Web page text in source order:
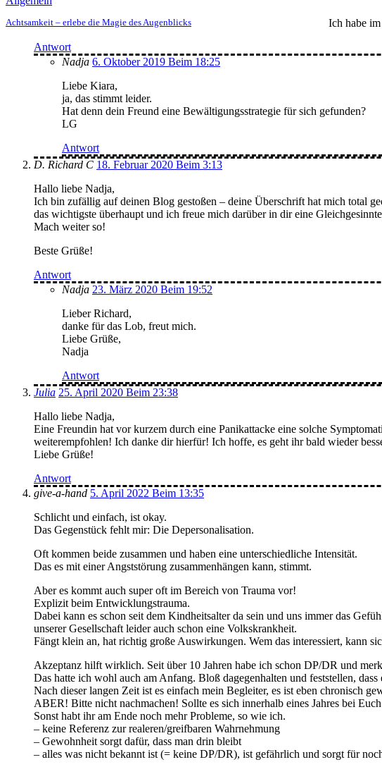
Achtsamkeit – erlebe die Magie des Augenblicks
Ich habe
Antwort
Nadja 6. Oktober 2019 Beim 18:25
Liebe Kiara,
ja, das stimmt leider.
Hat denn dein Freund eine Bewältigungsstrategie für sich gefunden?
LG
Antwort
D. Richard C 18. Februar 2020 Beim 3:13
Hallo liebe Nadja,
Ich bin zufällig auf deinen Blog gestoßen – deine Überschrift hat mich total
das wichtigste überhaupt und ich freue mich darüber in dir eine
Mach weiter so!
Beste Grüße!
Antwort
Nadja 23. März 2020 Beim 19:52
Lieber Richard,
danke für das Lob, freut mich.
Liebe Grüße,
Nadja
Antwort
Julia 25. April 2020 Beim 23:38
Hallo liebe Nadja,
Eine Freundin hat vor kurzem durch eine Panikattacke eine solche
weiterempfohlen! Ich danke dir hierfür! Ich hoffe, es geht ihr bald wieder
Liebe Grüße!
Antwort
give-a-hand 5. April 2022 Beim 13:35
Schlicht und einfach, ist okay.
Das Gegenstück fehlt mir: Die Depersonalisation.
Oft kommen beide zusammen und haben eine unterschiedliche Intensität.
Das es mit einer Angststörung zusammenhängen kann, stimmt.
Aber es kommt auch super oft im Bereich von Trauma vor!
Explizit beim Entwicklungstrauma.
Dabei kann es schon seit dem Kindheitsalter da sein und uns immer das
unserer Gesellschaft leider auch schon eine Volkskrankheit.
Fängt klein an, hat richtig große Auswirkungen. Wem das interessiert, kann
Akzeptanz hilft wirklich. Seit über 10 Jahren habe ich schon DP/DR und
Das hatte ich wohl auch am Anfang. Bloß dagegenhalten und feststellen,
Nach dieser langen Zeit ist es einfach mein Begleiter, es ist eben chronisch
ABER! Bitte nicht nachmachen! Sollte es sich innerhalb eines Jahres bei
Sonst habt ihr am Ende noch mehr Probleme, so wie ich.
– keine Referenz zur realeren/greifbaren Wahrnehmung
– Gewohnheit sorgt dafür, dass man drin bleibt
– alles was nicht bekannt ist (= keine DP/DR), ist gefährlich und sorgt für